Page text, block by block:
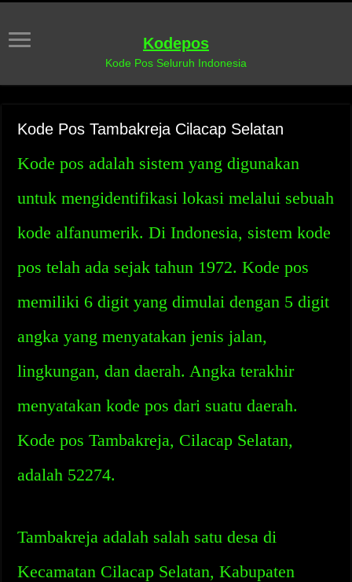
Kodepos
Kode Pos Seluruh Indonesia
Kode Pos Tambakreja Cilacap Selatan
Kode pos adalah sistem yang digunakan
untuk mengidentifikasi lokasi melalui sebuah
kode alfanumerik. Di Indonesia, sistem kode
pos telah ada sejak tahun 1972. Kode pos
memiliki 6 digit yang dimulai dengan 5 digit
angka yang menyatakan jenis jalan,
lingkungan, dan daerah. Angka terakhir
menyatakan kode pos dari suatu daerah.
Kode pos Tambakreja, Cilacap Selatan,
adalah 52274.
Tambakreja adalah salah satu desa di
Kecamatan Cilacap Selatan, Kabupaten